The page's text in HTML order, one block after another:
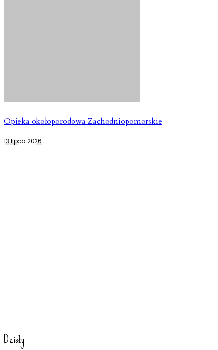
Opieka okołoporodowa Zachodniopomorskie
13 lipca 2026
Działy